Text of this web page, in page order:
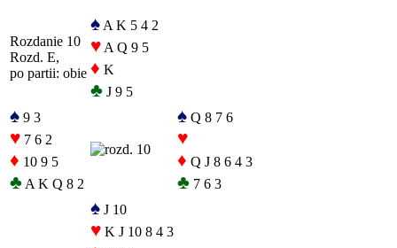
Rozdanie 10
Rozd. E,
po partii: obie
♠ A K 5 4 2
♥ A Q 9 5
♦ K
♣ J 9 5
♠ 9 3
♥ 7 6 2
♦ 10 9 5
♣ A K Q 8 2
♠ Q 8 7 6
♥
♦ Q J 8 6 4 3
♣ 7 6 3
♠ J 10
♥ K J 10 8 4 3